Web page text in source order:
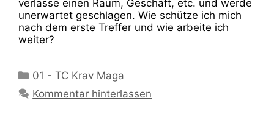
verlasse einen Raum, Geschäft, etc. und werde
unerwartet geschlagen. Wie schütze ich mich
nach dem erste Treffer und wie arbeite ich
weiter?
Kategorien
01 - TC Krav Maga
Kommentar hinterlassen